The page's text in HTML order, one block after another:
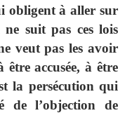
obligent à aller sur
suit pas ces lois
veut pas les avoir
accusée, à être
la persécution qui
de l’objection de